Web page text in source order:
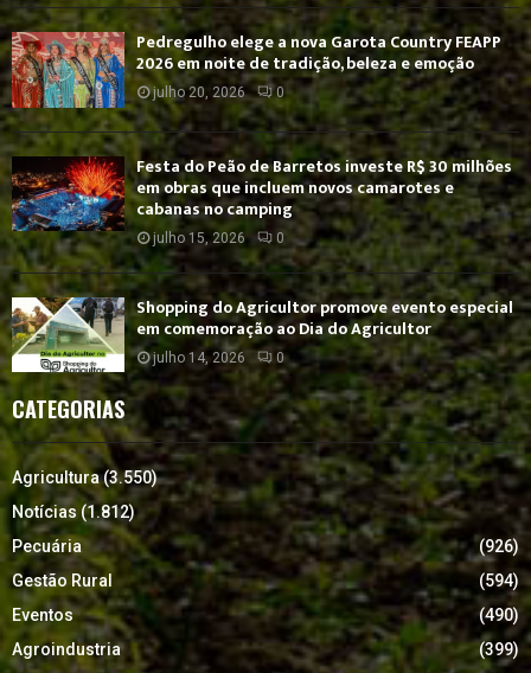
Pedregulho elege a nova Garota Country FEAPP
2026 em noite de tradição, beleza e emoção
julho 20, 2026 0
Festa do Peão de Barretos investe R$ 30 milhões
em obras que incluem novos camarotes e
cabanas no camping
julho 15, 2026 0
Shopping do Agricultor promove evento especial
em comemoração ao Dia do Agricultor
julho 14, 2026 0
CATEGORIAS
Agricultura(3.550)
Notícias (1.812)
Pecuária
(926)
Gestão Rural
(594)
Eventos
(490)
Agroindustria
(399)